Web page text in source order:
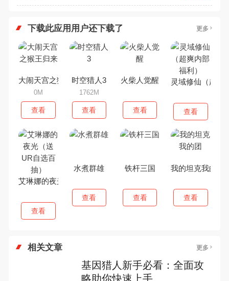
下载此应用用户还下载了 更多
大闹天宫之猴王归来
0M
查看
时空猎人3
1762M
查看
火柴人觉醒
查看
灵域修仙（超爽
查看
艾琳娜的夜光（送UR自选百抽）
查看
水煮群雄
查看
铁杆三国
查看
我的坦克我的团
查看
相关文章 更多
基因猎人新手必看：全面攻
略助你快速上手